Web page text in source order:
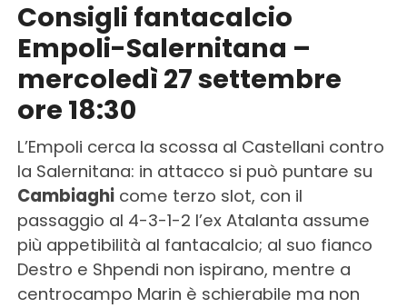
Consigli fantacalcio
Empoli-Salernitana –
mercoledì 27 settembre
ore 18:30
L’Empoli cerca la scossa al Castellani contro
la Salernitana: in attacco si può puntare su
Cambiaghicome terzo slot, con il
passaggio al 4-3-1-2 l’ex Atalanta assume
più appetibilità al fantacalcio; al suo fianco
Destro e Shpendi non ispirano, mentre a
centrocampo Marin è schierabile ma non